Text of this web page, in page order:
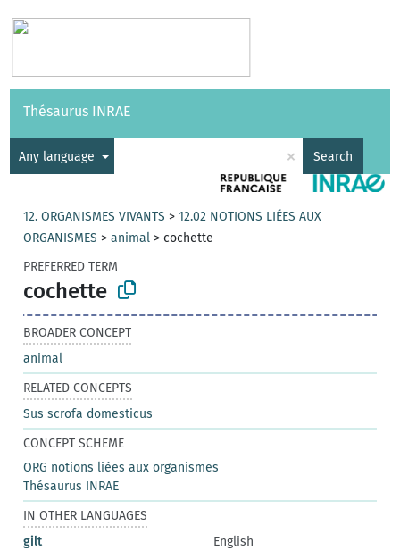
Vocabularies API
Thésaurus INRAE
Any language × Search
12. ORGANISMES VIVANTS >12.02 NOTIONS LIÉES AUX
ORGANISMES >animal >cochette
PREFERRED TERM
cochette
BROADER CONCEPT
animal
RELATED CONCEPTS
Sus scrofa domesticus
CONCEPT SCHEME
ORG notions liées aux organismes
Thésaurus INRAE
IN OTHER LANGUAGES
gilt
English